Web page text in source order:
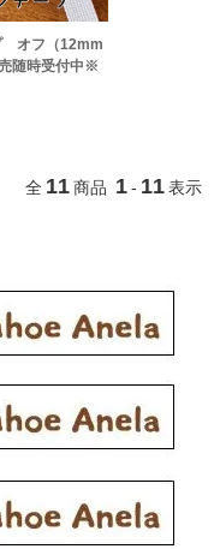
オフ（12mm
随時受付中※
全 11 商品 1 - 11 表示